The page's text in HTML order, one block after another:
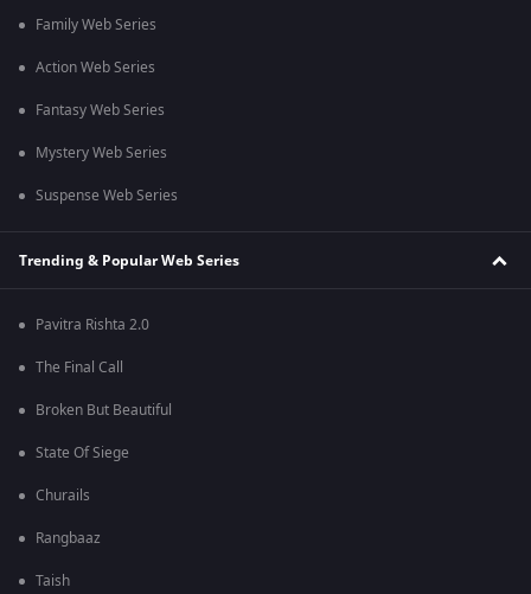
Family Web Series
Action Web Series
Fantasy Web Series
Mystery Web Series
Suspense Web Series
Trending & Popular Web Series
Pavitra Rishta 2.0
The Final Call
Broken But Beautiful
State Of Siege
Churails
Rangbaaz
Taish